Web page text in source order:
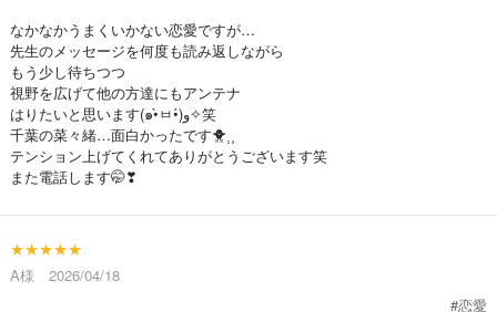
なかなかうまくいかない恋愛ですが…
先生のメッセージを何度も読み返しながら
もう少し待ちつつ
視野を広げて他の方達にもアンテナ
はりたいと思います(๑•̀ㅂ•́)و✧笑
千葉の菜々緒…面白かったです🐥⸒⸒
テンション上げてくれてありがとうございます笑
また電話します🤭❣
★★★★★
A様 2026/04/18
#恋愛